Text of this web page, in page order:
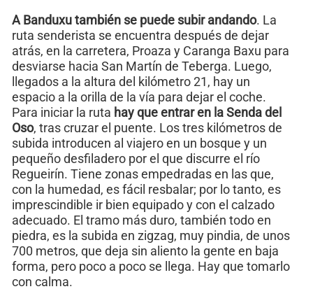
A Banduxu también se puede subir andando. La
ruta senderista se encuentra después de dejar
atrás, en la carretera, Proaza y Caranga Baxu para
desviarse hacia San Martín de Teberga. Luego,
llegados a la altura del kilómetro 21, hay un
espacio a la orilla de la vía para dejar el coche.
Para iniciar la ruta hay que entrar en la Senda del
Oso, tras cruzar el puente. Los tres kilómetros de
subida introducen al viajero en un bosque y un
pequeño desfiladero por el que discurre el río
Regueirín. Tiene zonas empedradas en las que,
con la humedad, es fácil resbalar; por lo tanto, es
imprescindible ir bien equipado y con el calzado
adecuado. El tramo más duro, también todo en
piedra, es la subida en zigzag, muy pindia, de unos
700 metros, que deja sin aliento la gente en baja
forma, pero poco a poco se llega. Hay que tomarlo
con calma.